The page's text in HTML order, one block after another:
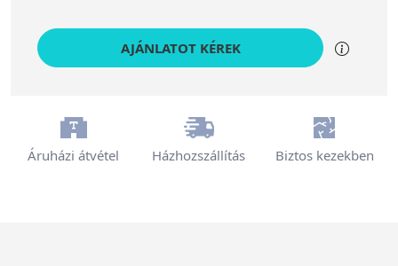
AJÁNLATOT KÉREK
Áruházi átvétel Házhozszállítás Biztos kezekben